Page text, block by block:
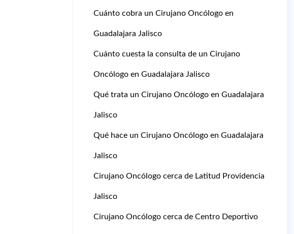
Cuánto cobra un Cirujano Oncólogo en
Guadalajara Jalisco
Cuánto cuesta la consulta de un Cirujano
Oncólogo en Guadalajara Jalisco
Qué trata un Cirujano Oncólogo en Guadalajara
Jalisco
Qué hace un Cirujano Oncólogo en Guadalajara
Jalisco
Cirujano Oncólogo cerca de Latitud Providencia
Jalisco
Cirujano Oncólogo cerca de Centro Deportivo